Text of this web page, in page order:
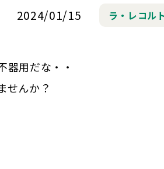
2024/01/15 ラ・レコル
器用だな・・
せんか？